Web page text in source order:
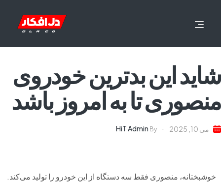
شاید این بدترین خودروی
منصوری تا به امروز باشد
می 10, 2025 By
HiT Admin
خوشبختانه، منصوری فقط سه دستگاه از این خودرو را تولید می‌کند.